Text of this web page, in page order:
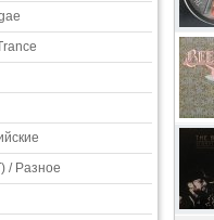
/ Разное